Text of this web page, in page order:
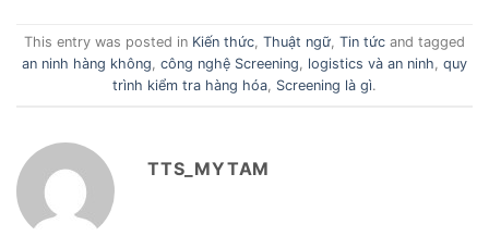
This entry was posted in Kiến thức Thuật ngữ Tin tức and tagged
an ninh hàng không công nghệ Screening logistics và an ninh quy
trình kiểm tra hàng hóa Screening là gì.
TTS_MYTAM